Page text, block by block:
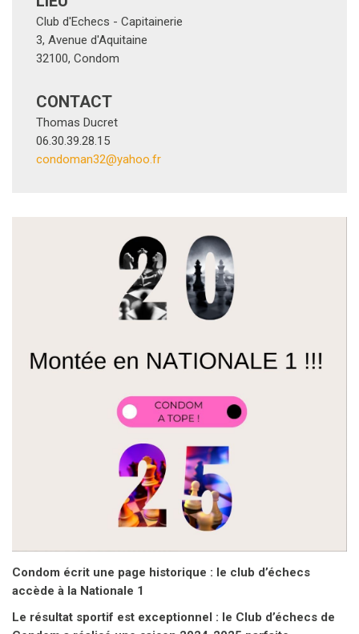
CONTACT
Thomas Ducret
06.30.39.28.15
Condom écrit une page historique : le club d’échecs
accède à la Nationale 1
Le résultat sportif est exceptionnel : le Club d’échecs de
Condom a réalisé une saison 2024-2025 parfaite,
terminant invaincu dans la poule Sud-Ouest de Nationale
2. Grâce à cette performance remarquable, Condom
1, l’antichambre de l’élite échiquéenne française. Un